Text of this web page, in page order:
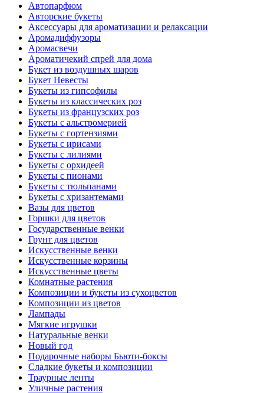
Автопарфюм
Авторские букеты
Аксессуары для ароматизации и релаксации
Аромадиффузоры
Аромасвечи
Ароматичекий спрей для дома
Букет из воздушных шаров
Букет Невесты
Букеты из гипсофилы
Букеты из классических роз
Букеты из французских роз
Букеты с альстромерией
Букеты с гортензиями
Букеты с ирисами
Букеты с лилиями
Букеты с орхидеей
Букеты с пионами
Букеты с тюльпанами
Букеты с хризантемами
Вазы для цветов
Горшки для цветов
Государственные венки
Грунт для цветов
Искусственные венки
Искусственные корзины
Искусственные цветы
Комнатные растения
Композиции и букеты из сухоцветов
Композиции из цветов
Лампады
Мягкие игрушки
Натуральные венки
Новый год
Подарочные наборы Бьюти-боксы
Сладкие букеты и композиции
Траурные ленты
Уличные растения